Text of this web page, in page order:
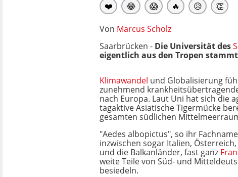
❤️ 😂 😱 🔥 😥 👏
Von Marcus Scholz
Saarbrücken - Die Universität des
eigentlich aus den Tropen
Klimawandel und Globalisierung
zunehmend
nach Europa. Laut Uni hat sich die
tagaktive Asiatische Tigermücke
gesamten südlichen
"Aedes albopictus", so ihr
inzwischen sogar Italien, Österreich,
und die Balkanländer, fast ganz
weite Teile von Süd- und
besiedeln.